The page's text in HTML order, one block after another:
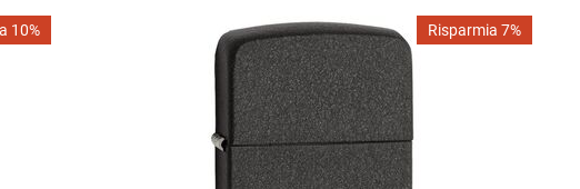
10% Risparmia 7%